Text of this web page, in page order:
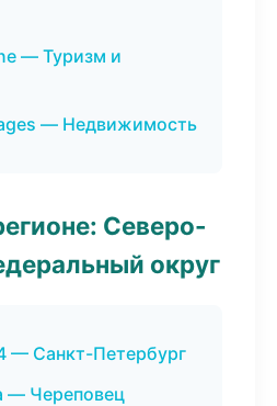
— Туризм и
— Недвижимость
Северо-
округ
— Санкт-Петербург
— Череповец